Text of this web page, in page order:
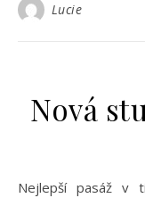
Lucie
Nová
Nejlepší pasáž v tiskových zprávách o otevření nové